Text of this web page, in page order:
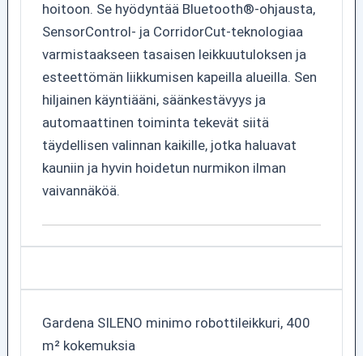
hoitoon. Se hyödyntää Bluetooth®-ohjausta,
SensorControl- ja CorridorCut-teknologiaa
varmistaakseen tasaisen leikkuutuloksen ja
esteettömän liikkumisen kapeilla alueilla. Sen
hiljainen käyntiääni, säänkestävyys ja
automaattinen toiminta tekevät siitä
täydellisen valinnan kaikille, jotka haluavat
kauniin ja hyvin hoidetun nurmikon ilman
vaivannäköä.
Gardena SILENO minimo robottileikkuri, 400
m² kokemuksia